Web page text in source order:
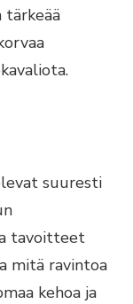
tärkeää
suuresti
tavoitteet
mitä ravintoa
kehoa ja